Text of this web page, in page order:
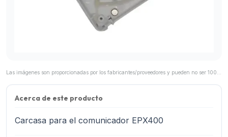
Acerca de este producto
Carcasa para el comunicador EPX400